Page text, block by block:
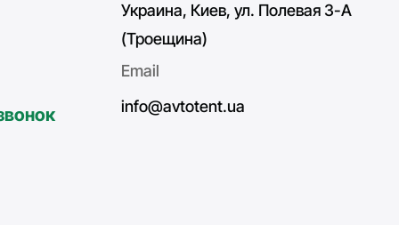
Украина, Киев, ул. Полевая 3-А
(Троещина)
Email
info@avtotent.ua